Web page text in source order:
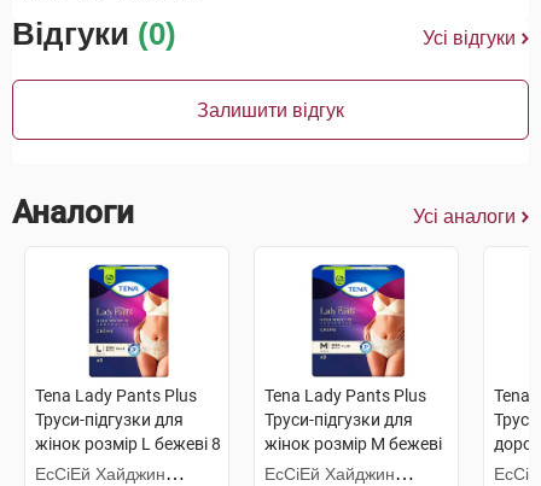
Відгуки (0) Усі відгуки
Залишити відгук
Аналоги Усі аналоги
Tena Lady Pants Plus
Труси-підгузки для
жінок розмір L бежеві 8
шт
ЕсСіЕй Хайджин
Tena Lady Pants Plus
Труси-підгузки для
жінок розмір M бежеві
9 шт
ЕсСіЕй Хайджин
Tena
шт